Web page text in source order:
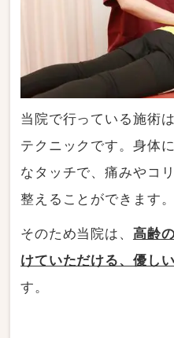
当院で行っている施術
テクニックです。身体
なタッチで、痛みやコ
整えることができます。
そのため当院は、 高齢
けていただける、優し
す。